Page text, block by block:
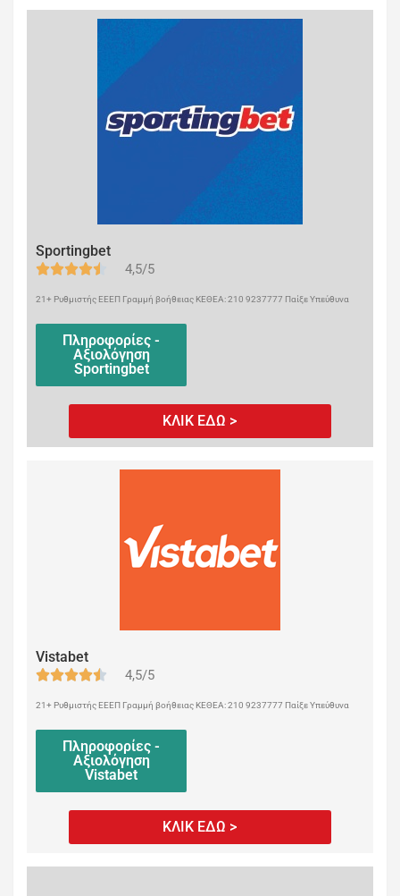
Sportingbet
4,5/5
21+ Ρυθμιστής ΕΕΕΠ Γραμμή βοήθειας ΚΕΘΕΑ: 210 9237777 Παίξε Υπεύθυνα
Πληροφορίες -
Αξιολόγηση
Sportingbet
ΚΛΙΚ ΕΔΩ >
Vistabet
4,5/5
21+ Ρυθμιστής ΕΕΕΠ Γραμμή βοήθειας ΚΕΘΕΑ: 210 9237777 Παίξε Υπεύθυνα
Πληροφορίες -
Αξιολόγηση
Vistabet
ΚΛΙΚ ΕΔΩ >